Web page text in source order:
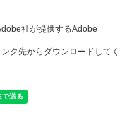
社が提供するAdobe
ク先からダウンロードしてく